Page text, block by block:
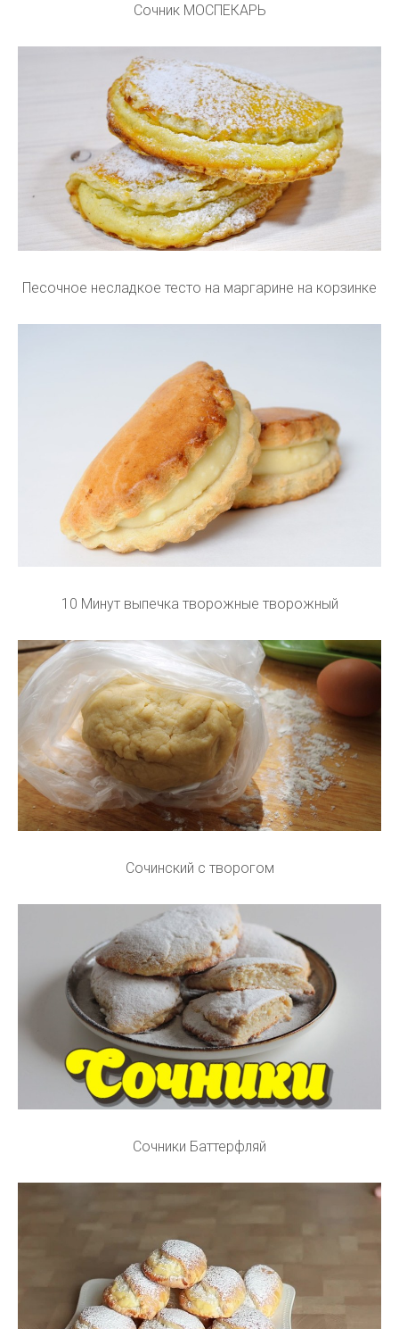
Сочник МОСПЕКАРЬ
Песочное несладкое тесто на маргарине на корзинке
10 Минут выпечка творожные творожный
Сочинский с творогом
Сочники Баттерфляй